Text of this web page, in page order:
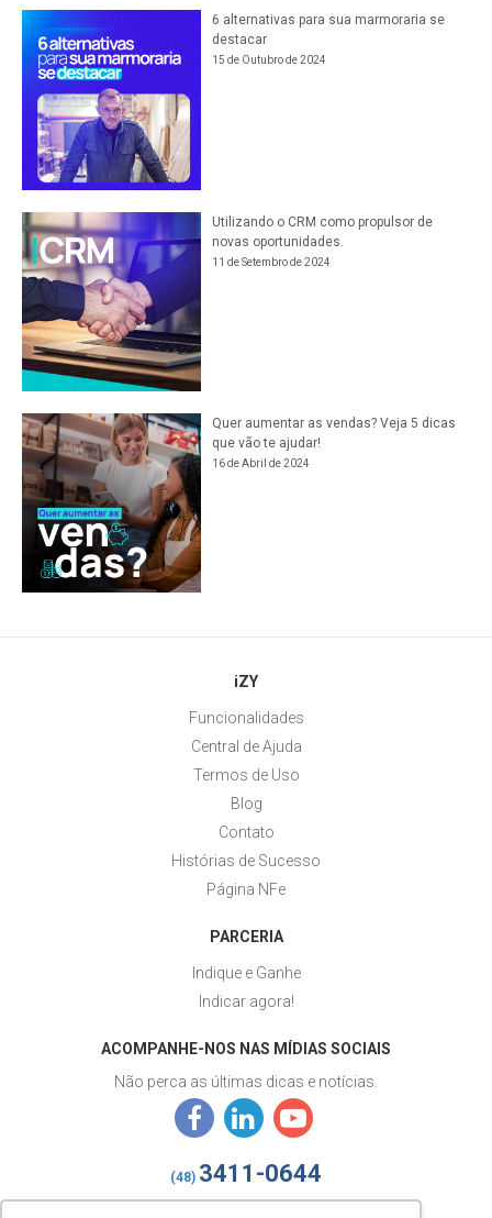
6 alternativas para sua marmoraria se
destacar
15 de Outubro de 2024
Utilizando o CRM como propulsor de
novas oportunidades.
11 de Setembro de 2024
Quer aumentar as vendas? Veja 5 dicas
que vão te ajudar!
16 de Abril de 2024
iZY
Funcionalidades
Central de Ajuda
Termos de Uso
Blog
Contato
Histórias de Sucesso
Página NFe
PARCERIA
Indique e Ganhe
Indicar agora!
ACOMPANHE-NOS NAS MÍDIAS SOCIAIS
Não perca as últimas dicas e notícias.
(48) 3411-0644
izy@gestaoizy.com.br